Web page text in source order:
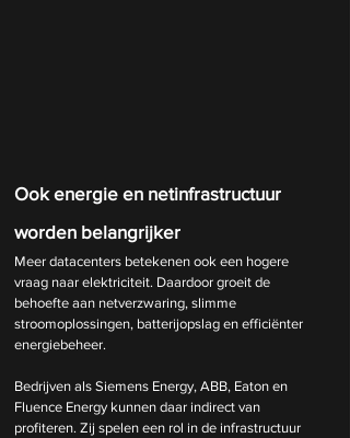
Ook energie en netinfrastructuur
worden belangrijker
Meer datacenters betekenen ook een hogere
vraag naar elektriciteit. Daardoor groeit de
behoefte aan netverzwaring, slimme
stroomoplossingen, batterijopslag en efficiënter
energiebeheer.
Bedrijven als Siemens Energy, ABB, Eaton en
Fluence Energy kunnen daar indirect van
profiteren. Zij spelen een rol in de infrastructuur